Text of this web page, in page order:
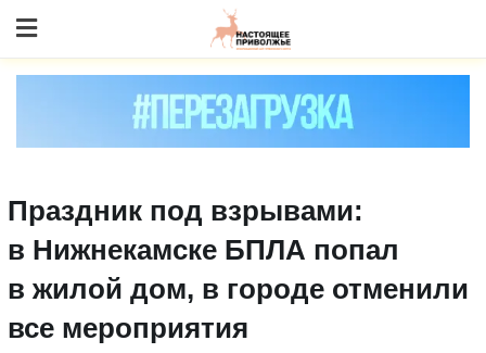
to content
Праздник под взрывами:
в Нижнекамске БПЛА попал
в жилой дом, в городе отменили
все мероприятия